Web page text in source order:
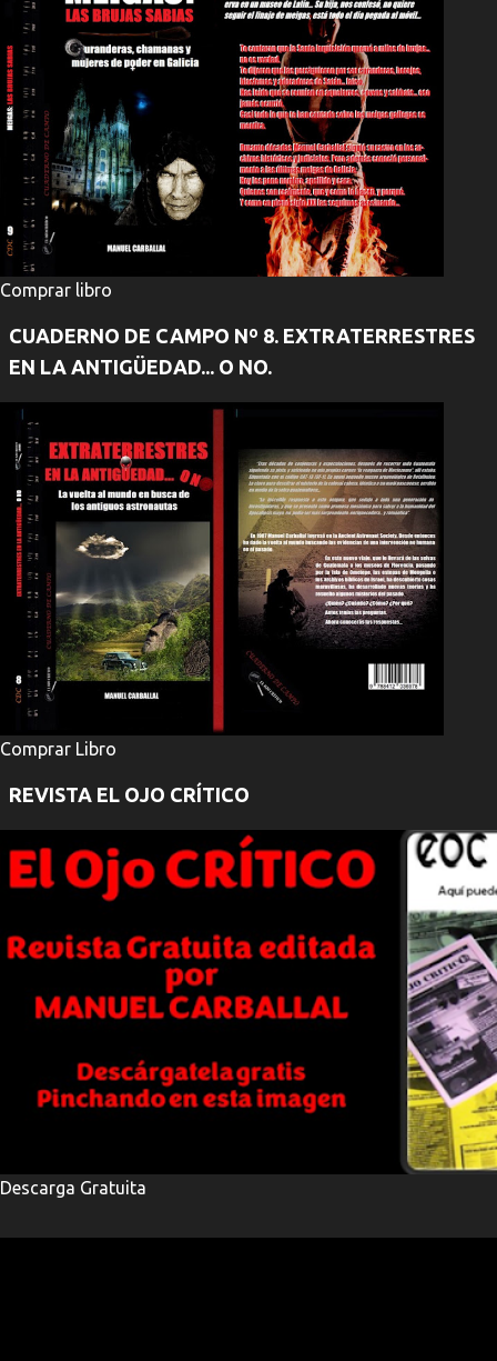
Comprar libro
CUADERNO DE CAMPO Nº 8. EXTRATERRESTRES
EN LA ANTIGÜEDAD... O NO.
Comprar Libro
REVISTA EL OJO CRÍTICO
Descarga Gratuita